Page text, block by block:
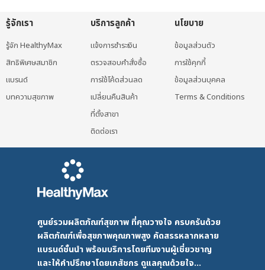
รู้จักเรา
รู้จัก HealthyMax
สิทธิพิเศษสมาชิก
แบรนด์
บทความสุขภาพ
บริการลูกค้า
แจ้งการชำระเงิน
ตรวจสอบคำสั่งซื้อ
การใช้โค้ดส่วนลด
เปลี่ยนคืนสินค้า
ที่ตั้งสาขา
ติดต่อเรา
นโยบาย
ข้อมูลส่วนตัว
การใช้คุกกี้
ข้อมูลส่วนบุคคล
Terms & Conditions
ศูนย์รวมผลิตภัณฑ์สุขภาพ ที่คุณวางใจ ครบครันด้วย
ผลิตภัณฑ์เพื่อสุขภาพคุณภาพสูง คัดสรรหลากหลาย
แบรนด์ชั้นนำ พร้อมบริการโดยทีมงานผู้เชี่ยวชาญ
และให้คำปรึกษาโดยเภสัชกร ดูแลคุณด้วยใจ...